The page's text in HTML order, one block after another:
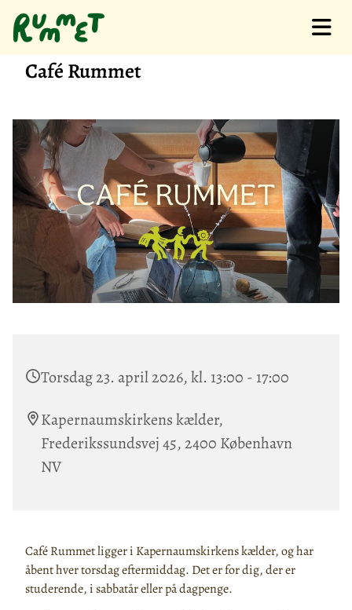
Café Rummet
Torsdag 23. april 2026, kl. 13:00 - 17:00
Kapernaumskirkens kælder,
Frederikssundsvej 45, 2400 København
NV
Café Rummet ligger i Kapernaumskirkens kælder, og har
åbent hver torsdag eftermiddag. Det er for dig, der er
studerende, i sabbatår eller på dagpenge.